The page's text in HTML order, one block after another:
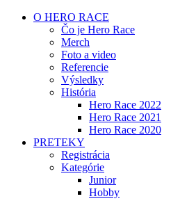
O HERO RACE
Čo je Hero Race
Merch
Foto a video
Referencie
Výsledky
História
Hero Race 2022
Hero Race 2021
Hero Race 2020
PRETEKY
Registrácia
Kategórie
Junior
Hobby